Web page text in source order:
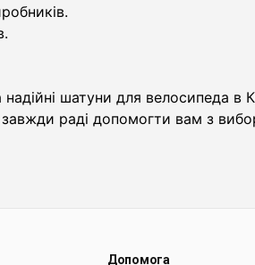
шатуни для велосипеда в
раді допомогти вам з
Допомога